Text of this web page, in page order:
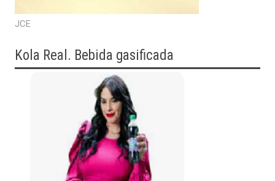
JCE
Kola Real. Bebida gasificada